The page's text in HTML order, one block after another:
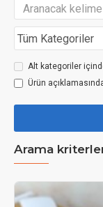
Alt kategoriler
Ürün
Arama